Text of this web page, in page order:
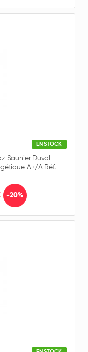
EN STOCK
Saunier Duval
A+/A Réf.
-20%